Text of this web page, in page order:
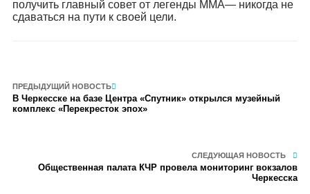
получить главный совет от легенды ММА— никогда не
сдаваться на пути к своей цели.
ПРЕДЫДУЩИЙ НОВОСТЬ
В Черкесске на базе Центра «Спутник» открылся музейный
комплекс «Перекресток эпох»
СЛЕДУЮЩАЯ НОВОСТЬ
Общественная палата КЧР провела мониторинг вокзалов
Черкесска